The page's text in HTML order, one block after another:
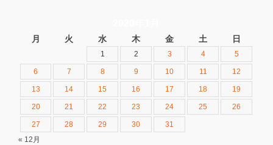
月 火 水 木 金 土 日
1 2 3 4 5
6 7 8 9 10 11 12
13 14 15 16 17 18 19
20 21 22 23 24 25 26
27 28 29 30
31
« 12月